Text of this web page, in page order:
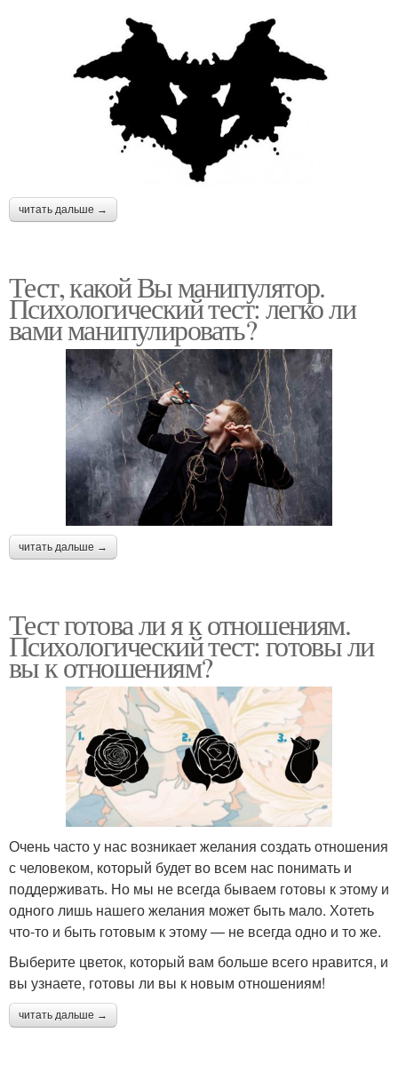
читать дальше →
Тест, какой Вы манипулятор.
Психологический тест: легко ли
вами манипулировать?
читать дальше →
Тест готова ли я к отношениям.
Психологический тест: готовы ли
вы к отношениям?
Очень часто у нас возникает желания создать отношения
с человеком, который будет во всем нас понимать и
поддерживать. Но мы не всегда бываем готовы к этому и
одного лишь нашего желания может быть мало. Хотеть
что-то и быть готовым к этому — не всегда одно и то же.
Выберите цветок, который вам больше всего нравится, и
вы узнаете, готовы ли вы к новым отношениям!
читать дальше →